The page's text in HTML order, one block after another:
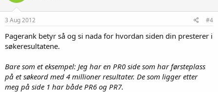
3 Aug 2012 #4
Pagerank betyr så og si nada for hvordan siden din presterer i
søkeresultatene.
Bare som et eksempel: Jeg har en PR0 side som har førsteplass
på et søkeord med 4 millioner resultater. De som ligger etter
meg på side 1 har både PR6 og PR7.